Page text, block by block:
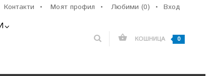
Вход
Контакти • Моят профил • Любими (0) •
КОШНИЦА 0